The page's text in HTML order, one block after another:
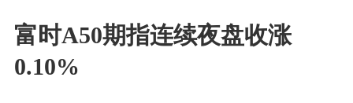
富时A50期指连续夜盘收涨
0.10%